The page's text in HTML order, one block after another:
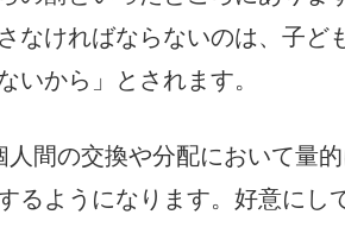
なければならないのは、子ど
いから」とされます。
間の交換や分配において量
るようになります。好意にし